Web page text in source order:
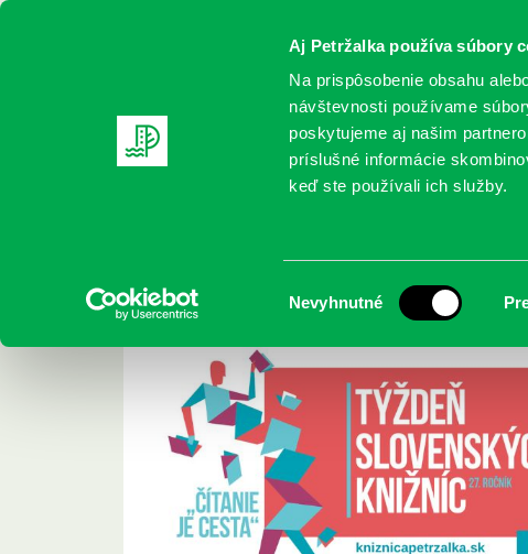
Aj Petržalka používa súbory
Na prispôsobenie obsahu
návštevnosti používame
poskytujeme aj našim
príslušné informácie
keď ste používali ich služby.
súhlasu
Nevyhnutné
REGISTRUJTE SA ONLINE KATALÓGY
Týždeň